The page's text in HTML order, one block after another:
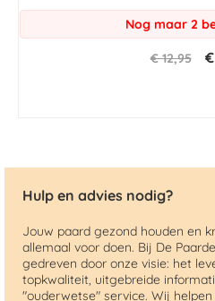
Nog maar 2
€ 12,95
Hulp en advies nodig?
Jouw paard gezond houden en
allemaal voor doen. Bij De
gedreven door onze visie: het
topkwaliteit, uitgebreide
"ouderwetse" service. Wij